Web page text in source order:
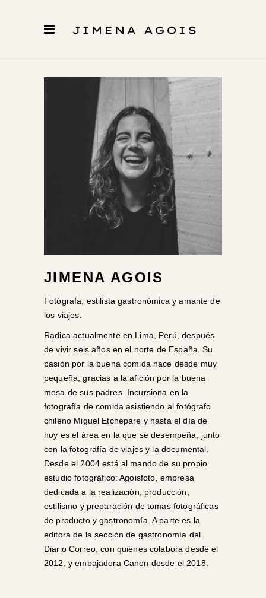
JIMENA AGOIS
Fotógrafa, estilista gastronómica y amante de
los viajes.
Radica actualmente en Lima, Perú, después
de vivir seis años en el norte de España. Su
pasión por la buena comida nace desde muy
pequeña, gracias a la afición por la buena
mesa de sus padres. Incursiona en la
fotografía de comida asistiendo al fotógrafo
chileno Miguel Etchepare y hasta el día de
hoy es el área en la que se desempeña, junto
con la fotografía de viajes y la documental.
Desde el 2004 está al mando de su propio
estudio fotográfico: Agoisfoto, empresa
dedicada a la realización, producción,
estilismo y preparación de tomas fotográficas
de producto y gastronomía. A parte es la
editora de la sección de gastronomía del
Diario Correo, con quienes colabora desde el
2012; y embajadora Canon desde el 2018.